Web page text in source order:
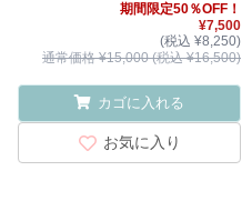
期間限定50％OFF！
¥7,500
(税込 ¥8,250)
通常価格 ¥15,000 (税込 ¥16,500)
カゴに入れる
お気に入り